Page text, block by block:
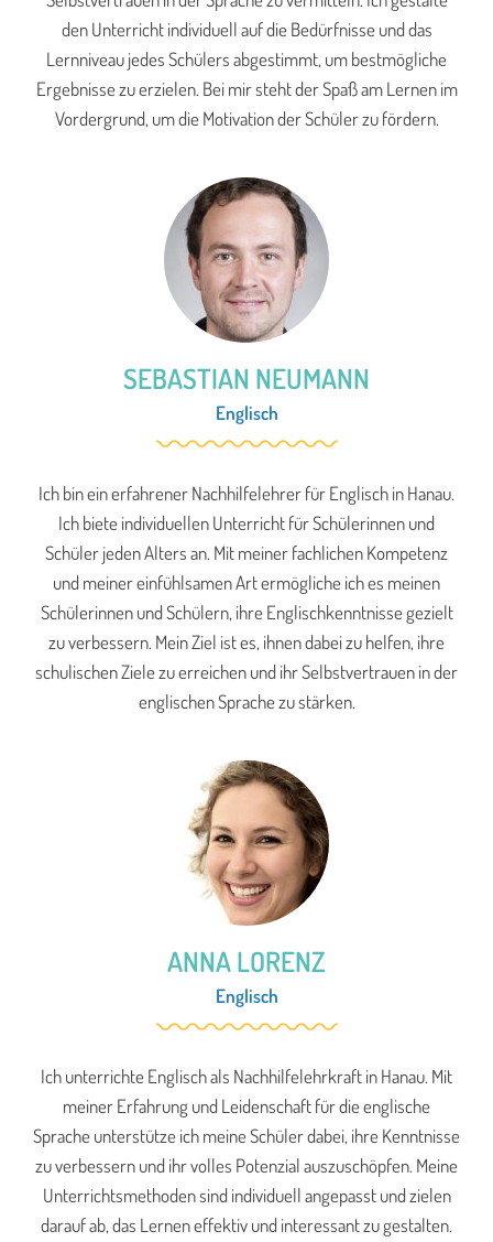
den Unterricht individuell auf die Bedürfnisse und das
Lernniveau jedes Schülers abgestimmt, um bestmögliche
Ergebnisse zu erzielen. Bei mir steht der Spaß am Lernen im
Vordergrund, um die Motivation der Schüler zu fördern.
SEBASTIAN NEUMANN
Englisch
Ich bin ein erfahrener Nachhilfelehrer für Englisch in Hanau.
Ich biete individuellen Unterricht für Schülerinnen und
Schüler jeden Alters an. Mit meiner fachlichen Kompetenz
und meiner einfühlsamen Art ermögliche ich es meinen
Schülerinnen und Schülern, ihre Englischkenntnisse gezielt
zu verbessern. Mein Ziel ist es, ihnen dabei zu helfen, ihre
schulischen Ziele zu erreichen und ihr Selbstvertrauen in der
englischen Sprache zu stärken.
ANNA LORENZ
Englisch
Ich unterrichte Englisch als Nachhilfelehrkraft in Hanau. Mit
meiner Erfahrung und Leidenschaft für die englische
Sprache unterstütze ich meine Schüler dabei, ihre Kenntnisse
zu verbessern und ihr volles Potenzial auszuschöpfen. Meine
Unterrichtsmethoden sind individuell angepasst und zielen
darauf ab, das Lernen effektiv und interessant zu gestalten.